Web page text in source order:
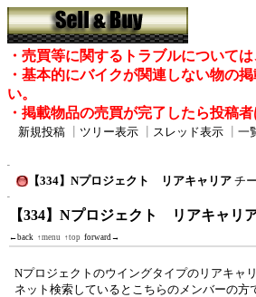
・売買等に関するトラブルについて
・基本的にバイクが関連しない物の
い。
・掲載物品の売買が完了したら投稿
新規投稿 ツリー表示 スレッド表示 一
【334】Nプロジェクト リアキャリア チ
【334】Nプロジェクト リアキャリ
←back ↑menu ↑top forward→
Nプロジェクトのウイングタイプのリアキャ
ネット検索しているとこちらのメンバーの方